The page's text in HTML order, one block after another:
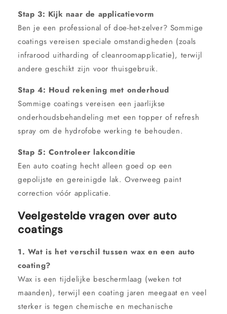
Stap 3: Kijk naar de applicatievorm
Ben je een professional of doe-het-zelver? Sommige
coatings vereisen speciale omstandigheden (zoals
infrarood uitharding of cleanroomapplicatie), terwijl
andere geschikt zijn voor thuisgebruik.
Stap 4: Houd rekening met onderhoud
Sommige coatings vereisen een jaarlijkse
onderhoudsbehandeling met een topper of refresh
spray om de hydrofobe werking te behouden.
Stap 5: Controleer lakconditie
Een auto coating hecht alleen goed op een
gepolijste en gereinigde lak. Overweeg paint
correction vóór applicatie.
Veelgestelde vragen over auto
coatings
1. Wat is het verschil tussen wax en een auto
coating?
Wax is een tijdelijke beschermlaag (weken tot
maanden), terwijl een coating jaren meegaat en veel
sterker is tegen chemische en mechanische